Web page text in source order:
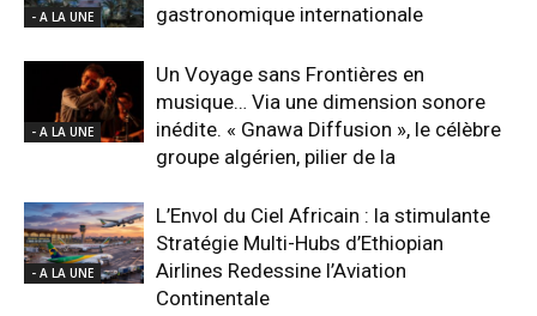
- A LA UNE
gastronomique internationale
- A LA UNE
Un Voyage sans Frontières en
musique… Via une dimension sonore
inédite. « Gnawa Diffusion », le célèbre
groupe algérien, pilier de la
- A LA UNE
L’Envol du Ciel Africain : la stimulante
Stratégie Multi-Hubs d’Ethiopian
Airlines Redessine l’Aviation
Continentale